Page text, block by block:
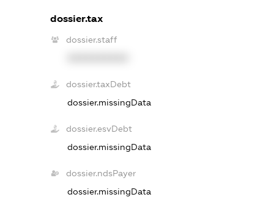
dossier.tax
dossier.staff
dossier.taxDebt
dossier.missingData
dossier.esvDebt
dossier.missingData
dossier.ndsPayer
dossier.missingData